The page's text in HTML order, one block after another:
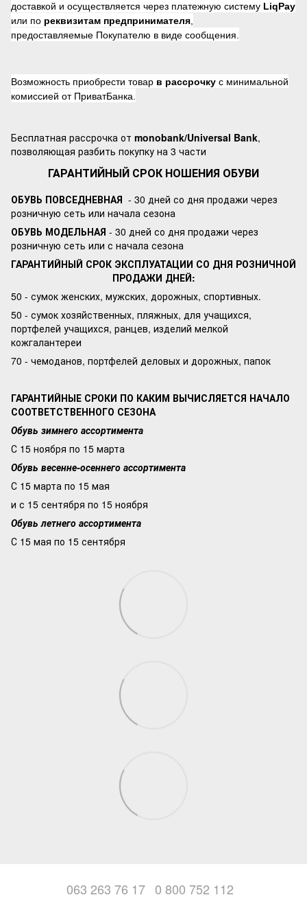
доставкой и осуществляется через платежную систему LiqPay
или по реквизитам предпринимателя
предоставляемые Покупателю в виде сообщения.
Возможность приобрести товар в рассрочку с минимальной
комиссией от ПриватБанка.
Бесплатная рассрочка от monobank/Universal Bank,
позволяющая разбить покупку на 3 части
ГАРАНТИЙНЫЙ СРОК НОШЕНИЯ ОБУВИ
ОБУВЬ ПОВСЕДНЕВНАЯ - 30 дней со дня продажи через
розничную сеть или начала сезона
ОБУВЬ МОДЕЛЬНАЯ - 30 дней со дня продажи через
розничную сеть или с начала сезона
ГАРАНТИЙНЫЙ СРОК ЭКСПЛУАТАЦИИ СО ДНЯ РОЗНИЧНОЙ
ПРОДАЖИ ДНЕЙ:
50 - сумок женских, мужских, дорожных, спортивных.
50 - сумок хозяйственных, пляжных, для учащихся,
портфелей учащихся, ранцев, изделий мелкой
кожгалантереи
70 - чемоданов, портфелей деловых и дорожных, папок
ГАРАНТИЙНЫЕ СРОКИ ПО КАКИМ ВЫЧИСЛЯЕТСЯ НАЧАЛО
СООТВЕТСТВЕННОГО СЕЗОНА
Обувь зимнего ассортимента
С 15 ноября по 15 марта
Обувь весенне-осеннего ассортимента
С 15 марта по 15 мая
и с 15 сентября по 15 ноября
Обувь летнего ассортимента
С 15 мая по 15 сентября
063 263 76 17 0 800 752 112